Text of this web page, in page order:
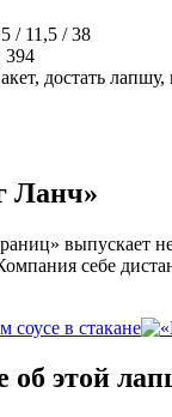
/ 11,5 / 38
394
достать
Ланч»
себе
об этой